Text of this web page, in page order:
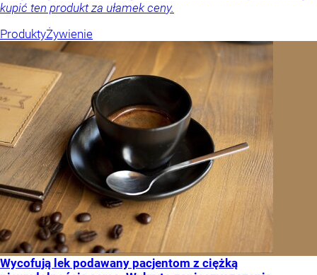
kupić ten produkt za ułamek ceny.
ProduktyŻywienie
Wycofują lek podawany pacjentom z ciężką